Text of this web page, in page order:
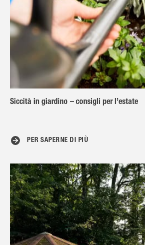
Siccità in giardino – consigli per l’estate
PER SAPERNE DI PIÙ